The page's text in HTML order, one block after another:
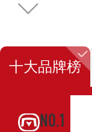
十大品牌榜
NO.1